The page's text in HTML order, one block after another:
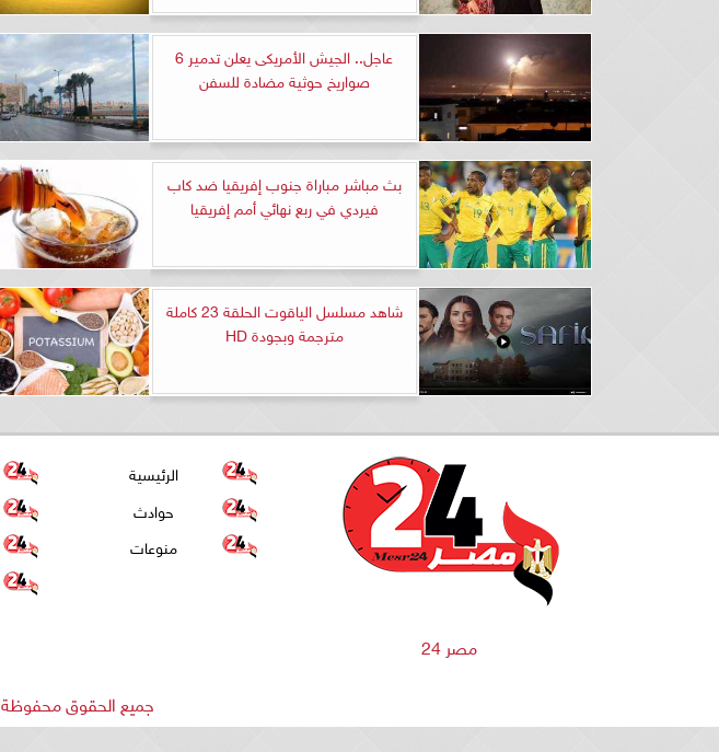
عاجل.. الجيش الأمريكى يعلن تدمير 6
صواريخ حوثية مضادة للسفن
بث مباشر مباراة جنوب إفريقيا ضد كاب
فيردي في ربع نهائي أمم إفريقيا
شاهد مسلسل الياقوت الحلقة 23 كاملة
مترجمة وبجودة HD
مصر 24
الرئيسية
حوادث
منوعات
جميع الحقوق محفوظة